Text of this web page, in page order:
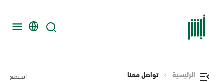
الرئيسية تواصل معنا استمع